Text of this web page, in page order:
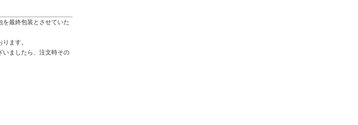
を最終包装とさせていた
ます。
いましたら、注文時その